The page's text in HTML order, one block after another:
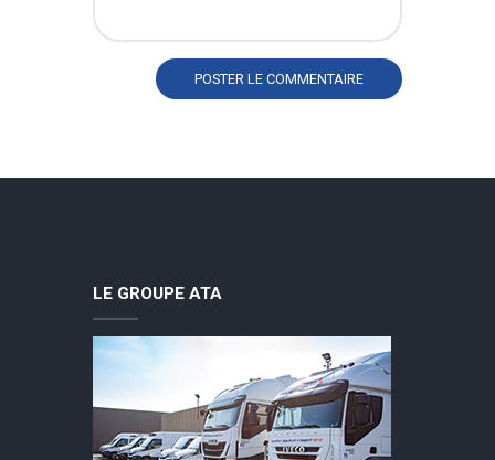
LE GROUPE ATA